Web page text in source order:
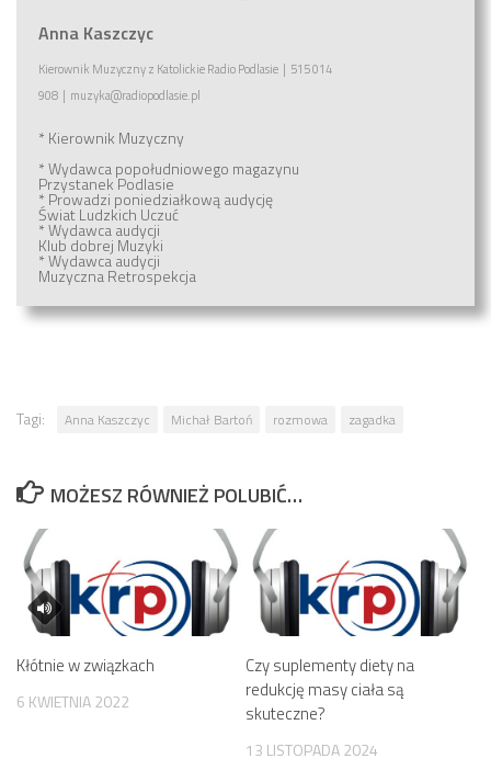
Anna Kaszczyc
Kierownik Muzycznyz Katolickie Radio Podlasie | 515 014
908 | muzyka@radiopodlasie.pl
* Kierownik Muzyczny
* Wydawca popołudniowego magazynu
Przystanek Podlasie
* Prowadzi poniedziałkową audycję
Świat Ludzkich Uczuć
* Wydawca audycji
Klub dobrej Muzyki
* Wydawca audycji
Muzyczna Retrospekcja
Tagi: Anna Kaszczyc Michał Bartoń rozmowa zagadka
MOŻESZ RÓWNIEŻ POLUBIĆ…
Kłótnie w związkach
6 KWIETNIA 2022
Czy suplementy diety na
redukcję masy ciała są
skuteczne?
13 LISTOPADA 2024